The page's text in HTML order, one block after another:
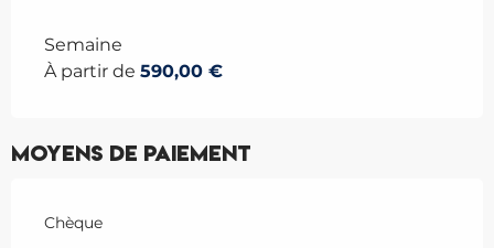
Semaine
À partir de 590,00 €
Moyens de paiement
Chèque